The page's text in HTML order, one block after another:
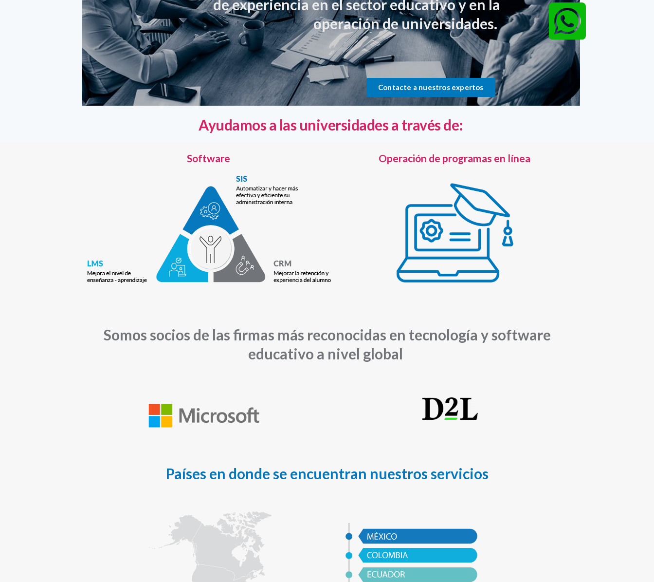
de experiencia en el sector educativo y en la
operación de universidades.
Contacte a nuestros expertos
Ayudamos a las universidades a través de:
Software Operación de programas en línea
Somos socios de las firmas más reconocidas en tecnología y software
educativo a nivel global
Países en donde se encuentran nuestros servicios